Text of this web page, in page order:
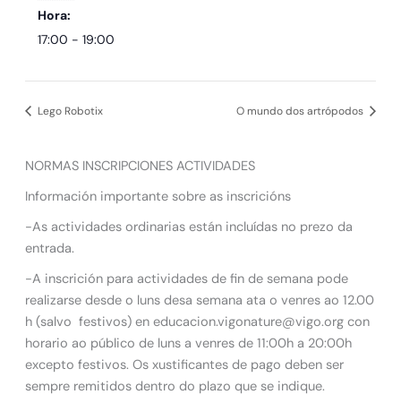
Hora:
17:00 - 19:00
Lego Robotix O mundo dos artrópodos
NORMAS INSCRIPCIONES ACTIVIDADES
Información importante sobre as inscricións
-As actividades ordinarias están incluídas no prezo da
entrada.
-A inscrición para actividades de fin de semana pode
realizarse desde o luns desa semana ata o venres ao 12.00
h (salvo festivos) en educacion.vigonature@vigo.org con
horario ao público de luns a venres de 11:00h a 20:00h
excepto festivos. Os xustificantes de pago deben ser
sempre remitidos dentro do plazo que se indique.